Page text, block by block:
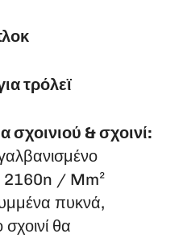
τρόλεϊ
σχοινιού & σχοινί:
2160n / Mm²
πυκνά,
σχοινί θα